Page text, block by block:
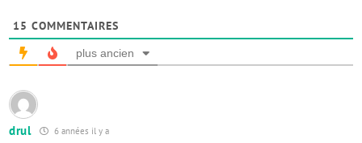
15 COMMENTAIRES
plus ancien
drul 6 années il y a